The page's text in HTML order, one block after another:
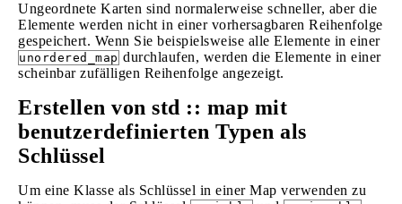
Ungeordnete Karten sind normalerweise schneller, aber die
Elemente werden nicht in einer vorhersagbaren Reihenfolge
gespeichert. Wenn Sie beispielsweise alle Elemente in einer
unordered_map durchlaufen, werden die Elemente in einer
scheinbar zufälligen Reihenfolge angezeigt.
Erstellen von std :: map mit
benutzerdefinierten Typen als
Schlüssel
Um eine Klasse als Schlüssel in einer Map verwenden zu